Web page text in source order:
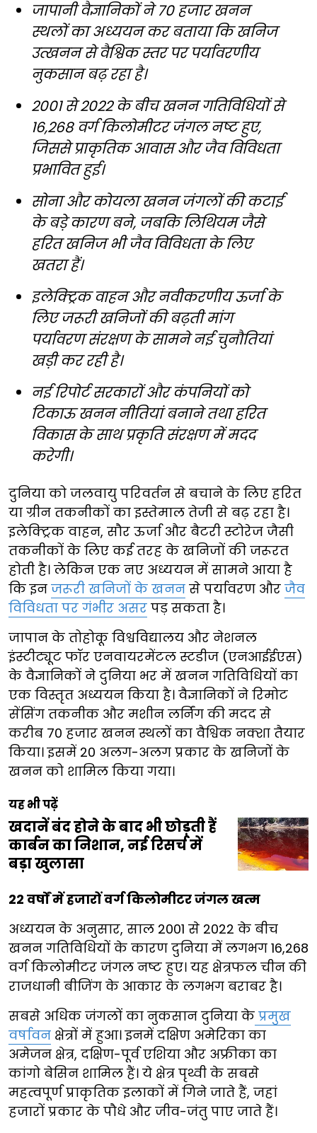
जापानी वैज्ञानिकों ने 70 हजार खनन
स्थलों का अध्ययन कर बताया कि खनिज
उत्खनन से वैश्विक स्तर पर पर्यावरणीय
नुकसान बढ़ रहा है।
2001 से 2022 के बीच खनन गतिविधियों से
16,268 वर्ग किलोमीटर जंगल नष्ट हुए,
जिससे प्राकृतिक आवास और जैव विविधता
प्रभावित हुई।
सोना और कोयला खनन जंगलों की कटाई
के बड़े कारण बने, जबकि लिथियम जैसे
हरित खनिज भी जैव विविधता के लिए
खतरा हैं।
इलेक्ट्रिक वाहन और नवीकरणीय ऊर्जा के
लिए जरूरी खनिजों की बढ़ती मांग
पर्यावरण संरक्षण के सामने नई चुनौतियां
खड़ी कर रही है।
नई रिपोर्ट सरकारों और कंपनियों को
टिकाऊ खनन नीतियां बनाने तथा हरित
विकास के साथ प्रकृति संरक्षण में मदद
करेगी।
दुनिया को जलवायु परिवर्तन से बचाने के लिए हरित
या ग्रीन तकनीकों का इस्तेमाल तेजी से बढ़ रहा है।
इलेक्ट्रिक वाहन, सौर ऊर्जा और बैटरी स्टोरेज जैसी
तकनीकों के लिए कई तरह के खनिजों की जरूरत
होती है। लेकिन एक नए अध्ययन में सामने आया है
कि इन जरूरी खनिजों के खनन से पर्यावरण और जैव
विविधता पर गंभीर असर पड़ सकता है।
जापान के तोहोकू विश्वविद्यालय और नेशनल
इंस्टीट्यूट फॉर एनवायरमेंटल स्टडीज (एनआईईएस)
के वैज्ञानिकों ने दुनिया भर में खनन गतिविधियों का
एक विस्तृत अध्ययन किया है। वैज्ञानिकों ने रिमोट
सेंसिंग तकनीक और मशीन लर्निंग की मदद से
करीब 70 हजार खनन स्थलों का वैश्विक नक्शा तैयार
किया। इसमें 20 अलग-अलग प्रकार के खनिजों के
खनन को शामिल किया गया।
यह भी पढ़ें
खदानें बंद होने के बाद भी छोड़ती हैं
कार्बन का निशान, नई रिसर्च में
बड़ा खुलासा
22 वर्षों में हजारों वर्ग किलोमीटर जंगल खत्म
अध्ययन के अनुसार, साल 2001 से 2022 के बीच
खनन गतिविधियों के कारण दुनिया में लगभग 16,268
वर्ग किलोमीटर जंगल नष्ट हुए। यह क्षेत्रफल चीन की
राजधानी बीजिंग के आकार के लगभग बराबर है।
सबसे अधिक जंगलों का नुकसान दुनिया के प्रमुख
वर्षावन क्षेत्रों में हुआ। इनमें दक्षिण अमेरिका का
अमेजन क्षेत्र, दक्षिण-पूर्व एशिया और अफ्रीका का
कांगो बेसिन शामिल हैं। ये क्षेत्र पृथ्वी के सबसे
महत्वपूर्ण प्राकृतिक इलाकों में गिने जाते हैं, जहां
हजारों प्रकार के पौधे और जीव-जंतु पाए जाते हैं।